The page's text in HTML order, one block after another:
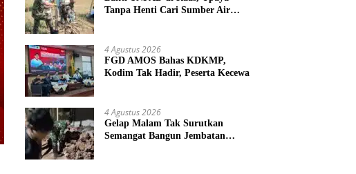
Tanpa Henti Cari Sumber Air
4 Agustus 2026
FGD AMOS Bahas KDKMP,
Kodim Tak Hadir, Peserta Kecewa
4 Agustus 2026
Gelap Malam Tak Surutkan
Semangat Bangun Jembatan